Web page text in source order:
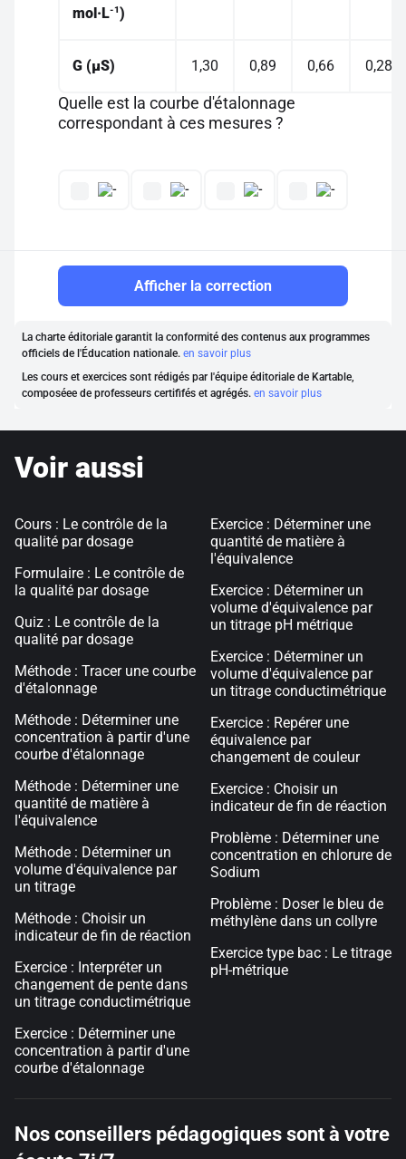
mol·L-1)
G (µS) 1,30 0,89 0,66 0,28
Quelle est la courbe d'étalonnage
correspondant à ces mesures ?
Afficher la correction
La charte éditoriale garantit la conformité des contenus aux programmes
officiels de l'Éducation nationale. en savoir plus
Les cours et exercices sont rédigés par l'équipe éditoriale de Kartable,
composéee de professeurs certififés et agrégés. en savoir plus
Voir aussi
Cours : Le contrôle de la
qualité par dosage
Formulaire : Le contrôle de
la qualité par dosage
Quiz : Le contrôle de la
qualité par dosage
Méthode : Tracer une courbe
d'étalonnage
Méthode : Déterminer une
concentration à partir d'une
courbe d'étalonnage
Méthode : Déterminer une
quantité de matière à
l'équivalence
Méthode : Déterminer un
volume d'équivalence par
un titrage
Méthode : Choisir un
indicateur de fin de réaction
Exercice : Interpréter un
changement de pente dans
un titrage conductimétrique
Exercice : Déterminer une
concentration à partir d'une
courbe d'étalonnage
Exercice : Déterminer une
quantité de matière à
l'équivalence
Exercice : Déterminer un
volume d'équivalence par
un titrage pH métrique
Exercice : Déterminer un
volume d'équivalence par
un titrage conductimétrique
Exercice : Repérer une
équivalence par
changement de couleur
Exercice : Choisir un
indicateur de fin de réaction
Problème : Déterminer une
concentration en chlorure de
Sodium
Problème : Doser le bleu de
méthylène dans un collyre
Exercice type bac : Le titrage
pH-métrique
Nos conseillers pédagogiques sont à votre